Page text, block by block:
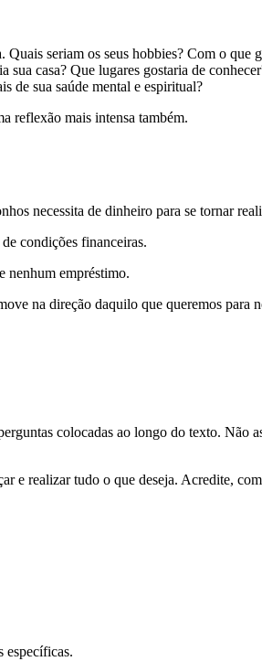
seriam os seus hobbies? Com o que
casa? Que lugares gostaria de
de sua saúde mental e espiritual?
reflexão mais intensa também.
necessita de dinheiro para se tornar
condições financeiras.
nenhum empréstimo.
na direção daquilo que queremos para
colocadas ao longo do texto. Não
e realizar tudo o que deseja. Acredite,
específicas.